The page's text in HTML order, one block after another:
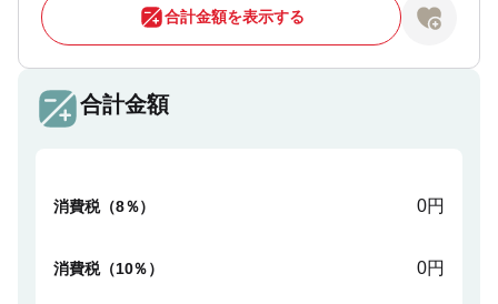
合計金額を表示する
合計金額
消費税（8％） 0円
消費税（10％） 0円